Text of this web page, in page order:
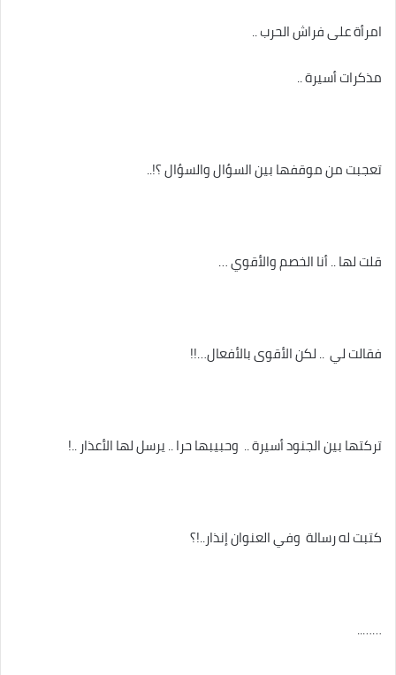
امرأة على فراش الحرب ..
مذكرات أسيرة ..
تعجبت من موقفها بين السؤال والسؤال ؟!..
قلت لها .. أنا الخصم والأقوي …
فقالت لي .. لكن الأقوى بالأفعال…!!
تركتها بين الجنود أسيرة .. وحبيبها حرا .. يرسل لها الأعذار ..!
كتبت له رسالة وفي العنوان إنذار..!؟
……..